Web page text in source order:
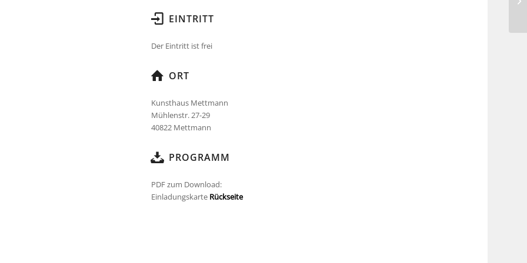
EINTRITT
Der Eintritt ist frei
ORT
Kunsthaus Mettmann
Mühlenstr. 27-29
40822 Mettmann
PROGRAMM
PDF zum Download:
Einladungskarte Rückseite